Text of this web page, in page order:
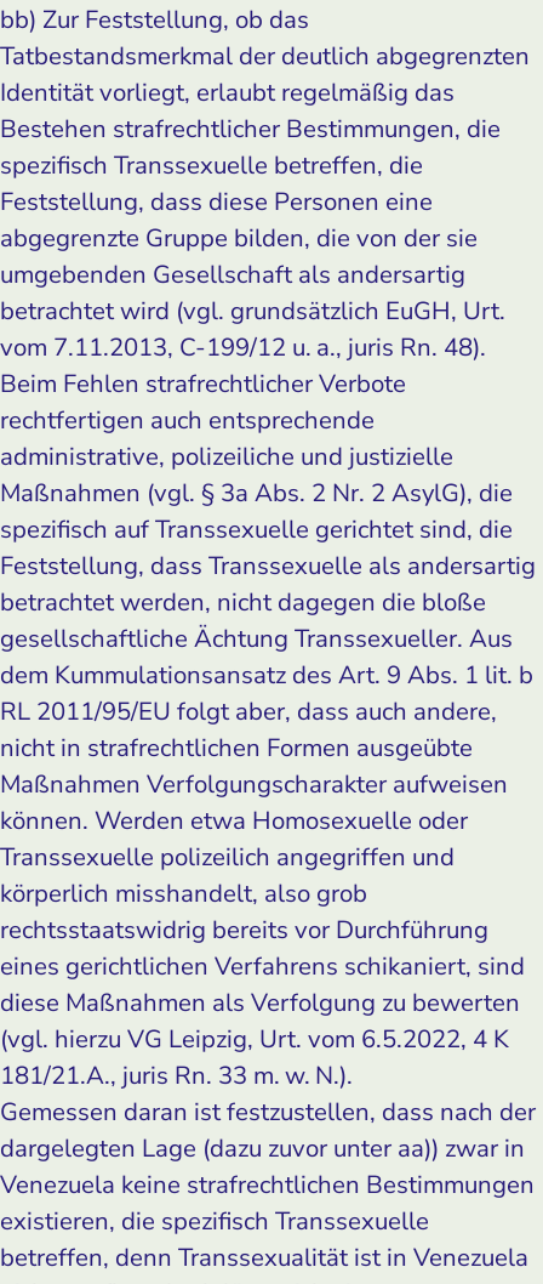
bb) Zur Feststellung, ob das
Tatbestandsmerkmal der deutlich abgegrenzten
Identität vorliegt, erlaubt regelmäßig das
Bestehen strafrechtlicher Bestimmungen, die
spezifisch Transsexuelle betreffen, die
Feststellung, dass diese Personen eine
abgegrenzte Gruppe bilden, die von der sie
umgebenden Gesellschaft als anders­artig
betrachtet wird (vgl. grundsätzlich EuGH, Urt.
vom 7.11.2013, C-199/12 u. a., juris Rn. 48).
Beim Fehlen strafrechtlicher Verbote
rechtfertigen auch entsprechende
administrative, polizeiliche und justizielle
Maßnahmen (vgl. § 3a Abs. 2 Nr. 2 AsylG), die
spezifisch auf Transsexuelle gerichtet sind, die
Feststellung, dass Transsexuelle als andersartig
betrachtet werden, nicht dagegen die bloße
gesellschaftliche Ächtung Transsexueller. Aus
dem Kummulationsansatz des Art. 9 Abs. 1 lit. b
RL 2011/95/EU folgt aber, dass auch andere,
nicht in strafrechtlichen Formen ausgeübte
Maßnahmen Verfolgungscharakter aufweisen
können. Werden etwa Homosexuelle oder
Transsexuelle polizeilich angegriffen und
körperlich misshandelt, also grob
rechtsstaatswidrig bereits vor Durchführung
eines gerichtlichen Verfahrens schikaniert, sind
diese Maßnahmen als Verfolgung zu bewerten
(vgl. hierzu VG Leipzig, Urt. vom 6.5.2022, 4 K
181/21.A., juris Rn. 33 m. w. N.).
Gemessen daran ist festzustellen, dass nach der
dargelegten Lage (dazu zuvor unter aa)) zwar in
Venezuela keine strafrechtlichen Bestimmungen
existieren, die spezifisch Transsexuelle
betreffen, denn Transsexualität ist in Venezuela